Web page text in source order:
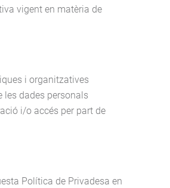
vigent en matèria de
i organitzatives
les dades personals
i/o accés per part de
Política de Privadesa en